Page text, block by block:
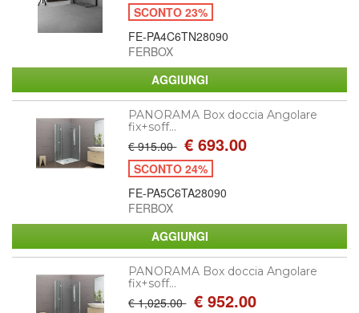
SCONTO 23%
FE-PA4C6TN28090
FERBOX
PANORAMA Box doccia Angolare
fix+soff...
€ 915.00 € 693.00
SCONTO 24%
FE-PA5C6TA28090
FERBOX
PANORAMA Box doccia Angolare
fix+soff...
€ 1,025.00 € 952.00